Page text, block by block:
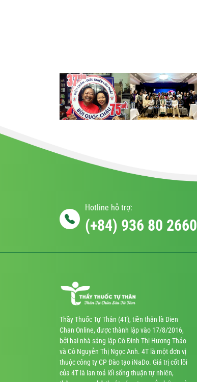
Hotline hỗ trợ:
(+84) 936 80 2660
Thầy Thuốc Tự Thân (4T), tiền thân là Dien
Chan Online, được thành lập vào 17/8/2016,
bởi hai nhà sáng lập Cô Đinh Thị Hương Thảo
và Cô Nguyễn Thị Ngọc Anh. 4T là một đơn vị
thuộc công ty CP Đào tạo iNaDo. Giá trị cốt lõi
của 4T là lan toả lối sống thuận tự nhiên,